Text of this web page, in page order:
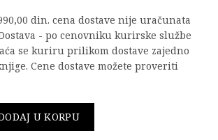
din. cena dostave nije uračunata
- po cenovniku kurirske službe
se kuriru prilikom dostave zajedno
Cene dostave možete proveriti
U KORPU